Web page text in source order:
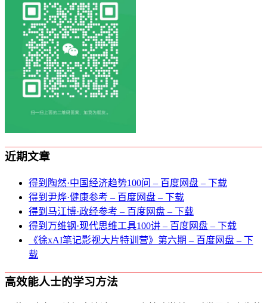
近期文章
得到陶然·中国经济趋势100问 – 百度网盘 – 下载
得到尹烨·健康参考 – 百度网盘 – 下载
得到马江博·政经参考 – 百度网盘 – 下载
得到万维钢·现代思维⼯具100讲 – 百度网盘 – 下载
《徐xAI笔记影视大片特训营》第六期 – 百度网盘 – 下
载
高效能人士的学习方法